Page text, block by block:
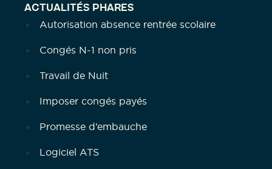
ACTUALITÉS PHARES
Autorisation absence rentrée scolaire
Congés N-1 non pris
Travail de Nuit
Imposer congés payés
Promesse d’embauche
Logiciel ATS